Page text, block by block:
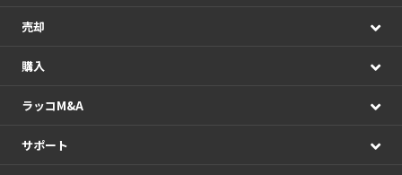
売却
購入
ラッコM&A
サポート